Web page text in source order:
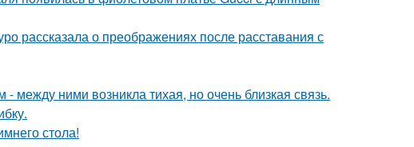
рассказала о преображениях после расставания с
между ними возникла тихая, но очень близкая связь.
стола!